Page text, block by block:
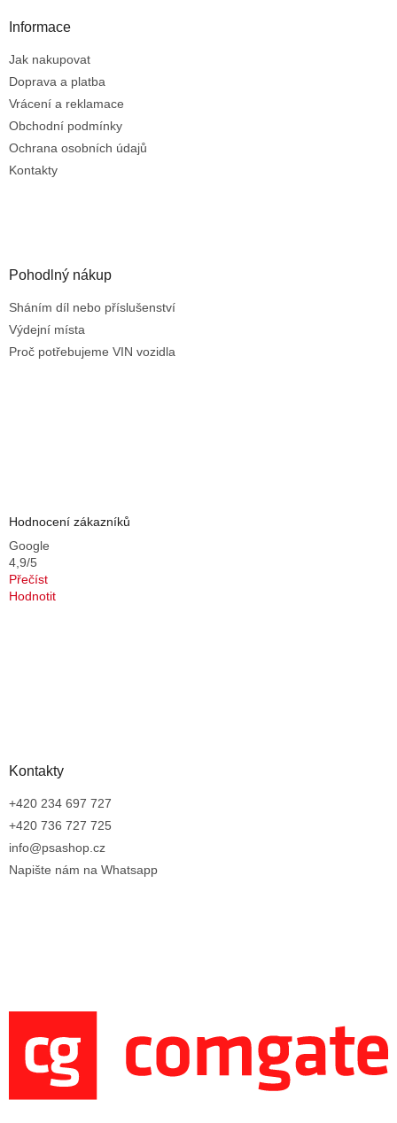
Informace
Jak nakupovat
Doprava a platba
Vrácení a reklamace
Obchodní podmínky
Ochrana osobních údajů
Kontakty
Pohodlný nákup
Sháním díl nebo příslušenství
Výdejní místa
Proč potřebujeme VIN vozidla
Hodnocení zákazníků
Google
4,9/5
Přečíst
Hodnotit
Kontakty
+420 234 697 727
+420 736 727 725
info@psashop.cz
Napište nám na Whatsapp